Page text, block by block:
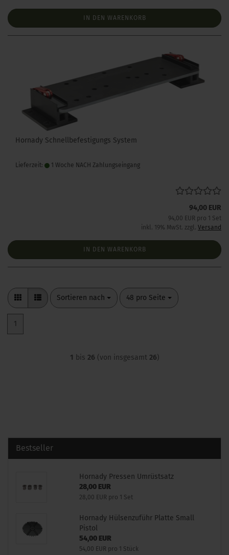
IN DEN WARENKORB
Hornady Schnellbefestigungs System
Lieferzeit: 1 Woche NACH Zahlungseingang
94,00 EUR
94,00 EUR pro 1 Set
inkl. 19% MwSt. zzgl. Versand
IN DEN WARENKORB
Sortieren nach
Sortieren nach 48 pro Seite
pro Seite
1
1 bis 26 (von insgesamt 26)
Bestseller
Hornady Pressen Umrüstsatz
28,00 EUR
28,00 EUR pro 1 Set
Hornady Hülsenzuführ Platte Small
Pistol
54,00 EUR
54,00 EUR pro 1 Stück